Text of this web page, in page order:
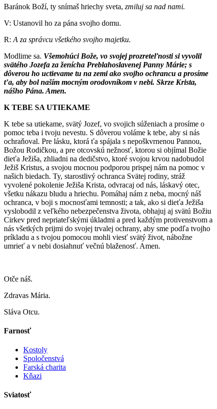
Baránok Boží, ty snímaš hriechy sveta, zmiluj sa nad nami.
V: Ustanovil ho za pána svojho domu.
R: A za správcu všetkého svojho majetku.
Modlime sa. Všemohúci Bože, vo svojej prozreteľnosti si vyvolil
svätého Jozefa za ženícha Preblahoslavenej Panny Márie; s
dôverou ho uctievame tu na zemi ako svojho ochrancu a prosíme
ťa, aby bol naším mocným orodovníkom v nebi. Skrze Krista,
nášho Pána. Amen.
K TEBE SA UTIEKAME
K tebe sa utiekame, svätý Jozef, vo svojich súženiach a prosíme o
pomoc teba i tvoju nevestu. S dôverou voláme k tebe, aby si nás
ochraňoval. Pre lásku, ktorá ťa spájala s nepoškvrnenou Pannou,
Božou Rodičkou, a pre otcovskú nežnosť, ktorou si objímal Božie
dieťa Ježiša, zhliadni na dedičstvo, ktoré svojou krvou nadobudol
Ježiš Kristus, a svojou mocnou podporou prispej nám na pomoc v
našich biedach. Ty, starostlivý ochranca Svätej rodiny, stráž
vyvolené pokolenie Ježiša Krista, odvracaj od nás, láskavý otec,
všetku nákazu bludu a hriechu. Pomáhaj nám z neba, mocný náš
ochranca, v boji s mocnosťami temnosti; a tak, ako si dieťa Ježiša
vyslobodil z veľkého nebezpečenstva života, obhajuj aj svätú Božiu
Cirkev pred nepriateľskými úkladmi a pred každým protivenstvom a
nás všetkých prijmi do svojej trvalej ochrany, aby sme podľa tvojho
príkladu a s tvojou pomocou mohli viesť svätý život, nábožne
umrieť a v nebi dosiahnuť večnú blaženosť. Amen.
Otče náš.
Zdravas Mária.
Sláva Otcu.
Farnosť
Kostoly
Spoločenstvá
Farská charita
Kňazi
Sviatosť